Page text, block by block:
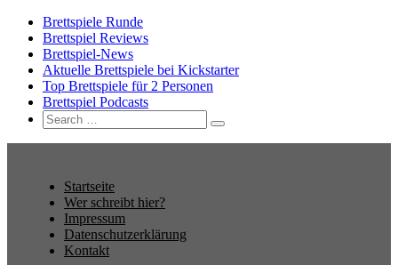
Brettspiele Runde
Brettspiel Reviews
Brettspiel-News
Aktuelle Brettspiele bei Kickstarter
Top Brettspiele für 2 Personen
Brettspiel Podcasts
Search
for:
Search
Startseite
Wer schreibt hier?
Impressum
Datenschutzerklärung
Kontakt